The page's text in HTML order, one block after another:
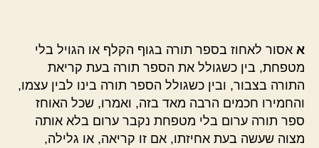
א אסור לאחוז בספר תורה בגוף הקלף או הגויל בלי
מטפחת, בין כשגולל את הספר תורה בעת קריאת
התורה בצבור, ובין כשגולל הספר תורה בינו לבין עצמו,
והחמירו חכמים הרבה מאד בזה, ואמרו, שכל האוחז
ספר תורה ערום בלי מטפחת נקבר ערום בלא אותה
מצוה שעשה בעת אחיזתו, אם זו קריאה, או גלילה,